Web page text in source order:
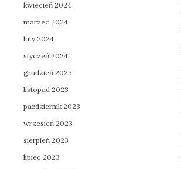
kwiecień 2024
marzec 2024
luty 2024
styczeń 2024
grudzień 2023
listopad 2023
październik 2023
wrzesień 2023
sierpień 2023
lipiec 2023